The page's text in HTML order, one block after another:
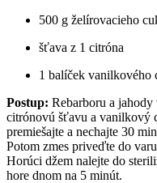
500 g želírovacieho
šťava z 1 citróna
1 balíček vanilkového
Postup: Rebarboru a
citrónovú šťavu a vanilkový
premiešajte a nechajte 30
Potom zmes priveďte do
Horúci džem nalejte do
hore dnom na 5 minút.